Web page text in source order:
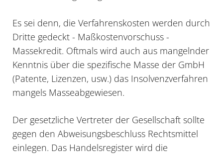
Es sei denn, die Verfahrenskosten werden durch
Dritte gedeckt - Maßkostenvorschuss -
Massekredit. Oftmals wird auch aus mangelnder
Kenntnis über die spezifische Masse der GmbH
(Patente, Lizenzen, usw.) das Insolvenzverfahren
mangels Masseabgewiesen.
Der gesetzliche Vertreter der Gesellschaft sollte
gegen den Abweisungsbeschluss Rechtsmittel
einlegen. Das Handelsregister wird die